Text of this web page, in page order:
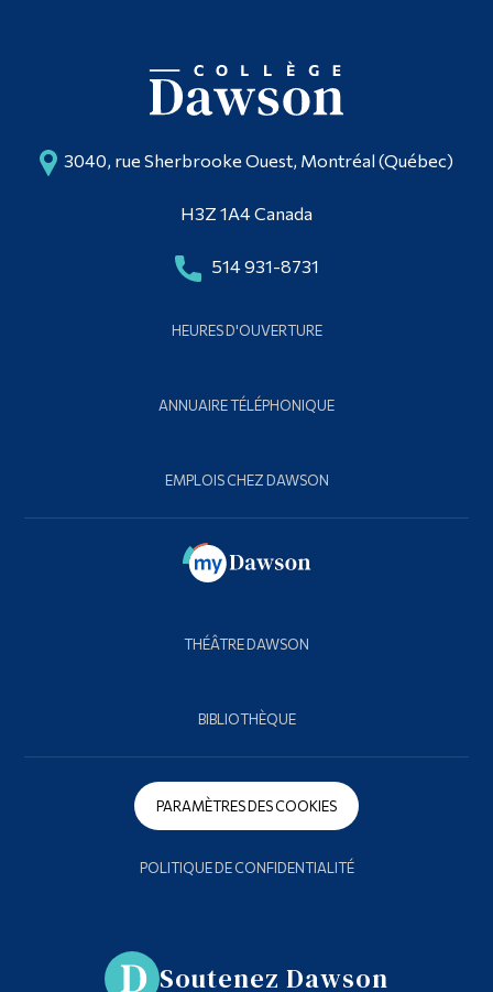
3040, rue Sherbrooke Ouest, Montréal (Québec)
H3Z 1A4 Canada
514 931-8731
HEURES D'OUVERTURE
ANNUAIRE TÉLÉPHONIQUE
EMPLOIS CHEZ DAWSON
THÉÂTRE DAWSON
BIBLIOTHÈQUE
PARAMÈTRES DES COOKIES
POLITIQUE DE CONFIDENTIALITÉ
Soutenez Dawson